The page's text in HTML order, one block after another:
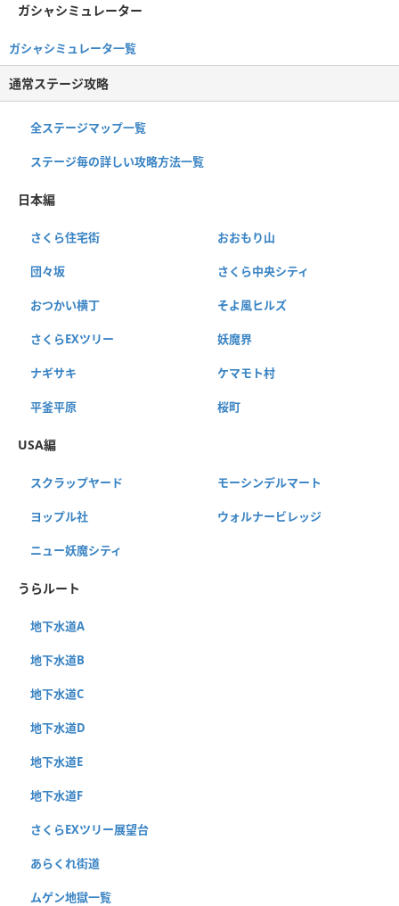
ガシャシミュレーター
ガシャシミュレータ一覧
通常ステージ攻略
全ステージマップ一覧
ステージ毎の詳しい攻略方法一覧
日本編
さくら住宅街 おおもり山
団々坂 さくら中央シティ
おつかい横丁 そよ風ヒルズ
さくらEXツリー 妖魔界
ナギサキ ケマモト村
平釜平原 桜町
USA編
スクラップヤード モーシンデルマート
ヨップル社 ウォルナービレッジ
ニュー妖魔シティ
うらルート
地下水道A
地下水道B
地下水道C
地下水道D
地下水道E
地下水道F
さくらEXツリー展望台
あらくれ街道
ムゲン地獄一覧